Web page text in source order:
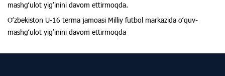
mashgʻulot yigʻinini davom ettirmoqda.
Oʻzbekiston U-16 terma jamoasi Milliy futbol markazida oʻquv-
mashgʻulot yigʻinini davom ettirmoqda